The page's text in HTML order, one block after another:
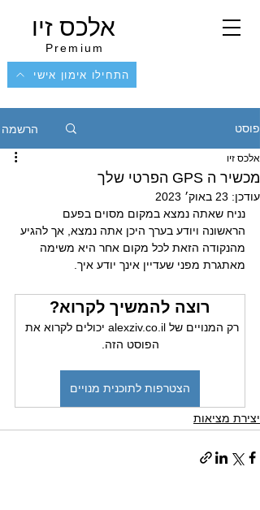
אלכס זיו
Premium
התחילו אימון אישי
פוסט הרשמה
מכשיר ה GPS הפרטי שלך
אלכס זיו
עודכן: 23 באוק׳ 2023
נניח שאתה נמצא במקום מסוים בפעם
הראשונה ויודע בערך היכן אתה נמצא, אך להגיע
מהנקודה הזאת לכל מקום אחר היא משימה
מאתגרת מפני שעדיין אינך יודע איך.
רוצה להמשיך לקרוא?
רק המנויים של alexziv.co.il יכולים לקרוא את
הפוסט הזה.
הצטרפות לתוכנית מנויים
יצירת מציאות